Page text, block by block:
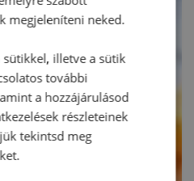
megjeleníteni neked.
illetve a sütik
további
a hozzájárulásod
részleteinek
tekintsd meg